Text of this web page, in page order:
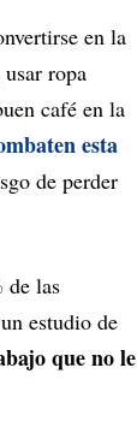
en la
ropa
café en la
esta
de perder
de las
estudio de
que no le